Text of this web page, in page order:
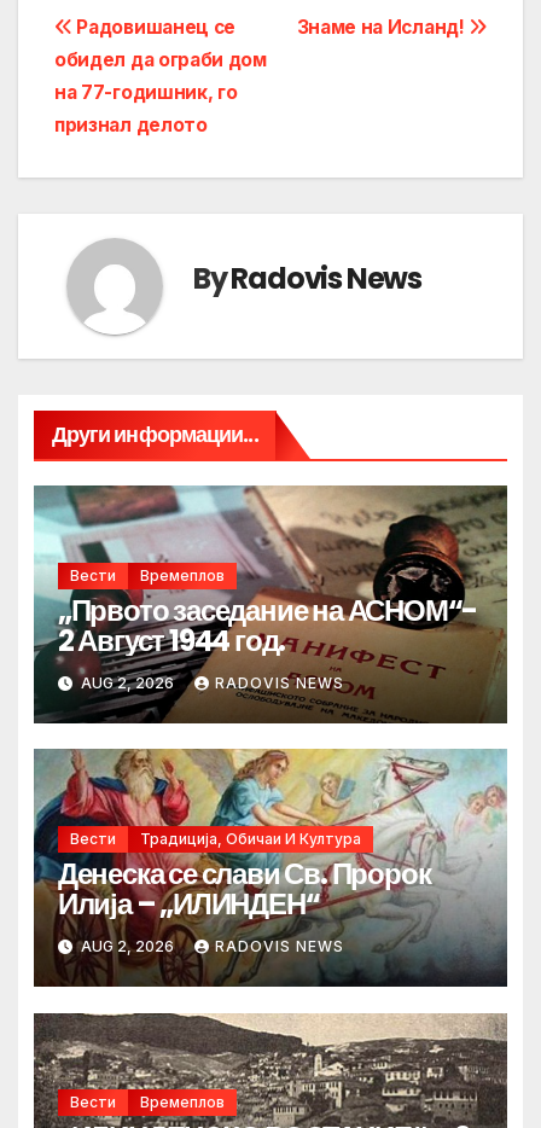
Post
navigation
Знаме на Исланд!
Радовишанец се
обидел да ограби дом
на 77-годишник, го
признал делото
ByRadovis News
Други информации...
Вести Времеплов
„Првото заседание на АСНОМ“-
2 Август 1944 год.
AUG 2, 2026 RADOVIS NEWS
Вести Традиција, Обичаи И Култура
Денеска се слави Св. Пророк
Илија – „ИЛИНДЕН“
AUG 2, 2026 RADOVIS NEWS
Вести Времеплов